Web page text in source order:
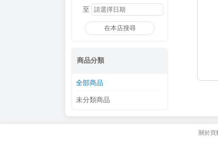
至
在本店搜尋
商品分類
全部商品
未分類商品
關於買